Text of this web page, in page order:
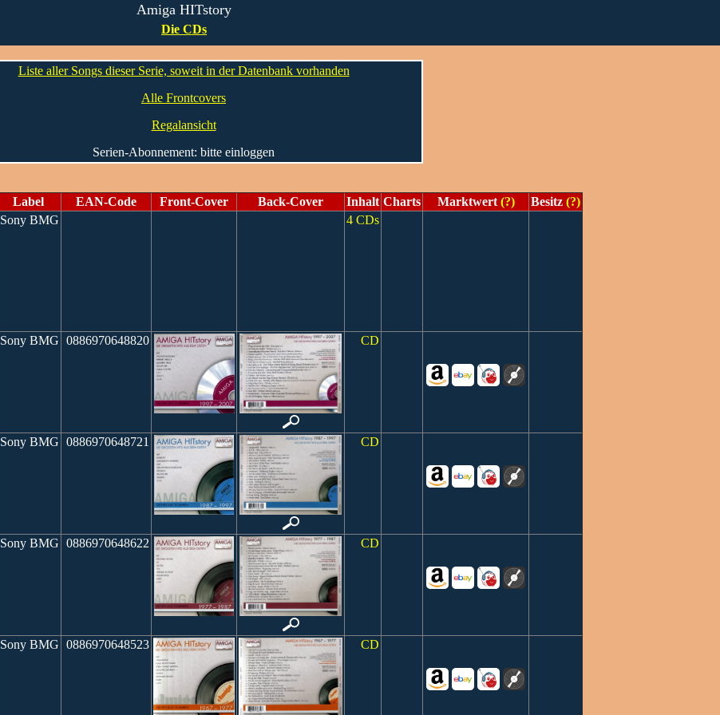
Amiga HITstory
Die CDs
Liste aller Songs dieser Serie, soweit in der Datenbank vorhanden
Alle Frontcovers
Regalansicht
Serien-Abonnement: bitte einloggen
Label EAN-Code Front-Cover Back-Cover Inhalt Charts Marktwert(?) Besitz (?)
Sony BMG 4 CDs
Sony BMG 0886970648820 CD
Sony BMG 0886970648721 CD
Sony BMG 0886970648622 CD
Sony BMG 0886970648523 CD